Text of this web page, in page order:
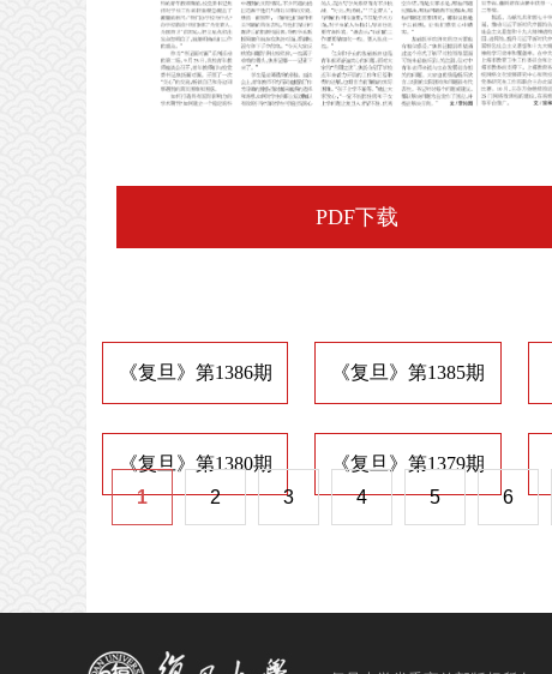
PDF下载
《复旦》第1386期 《复旦》第1385期
《复旦》第1380期 《复旦》第1379期
1
2 3 4 5 6